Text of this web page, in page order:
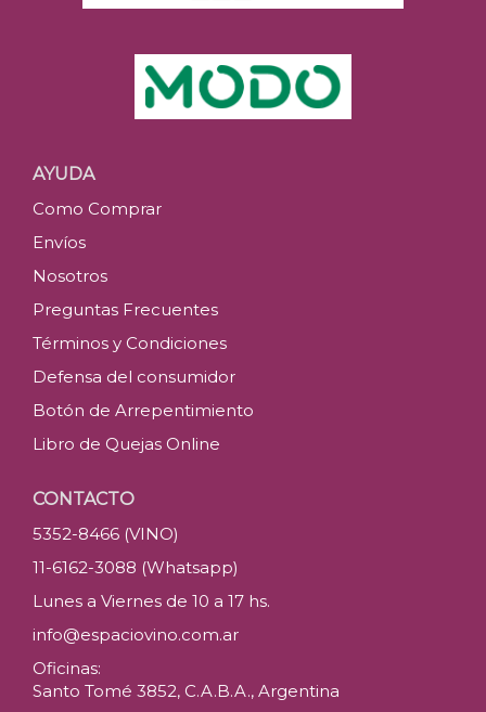
AYUDA
Como Comprar
Envíos
Nosotros
Preguntas Frecuentes
Términos y Condiciones
Defensa del consumidor
Botón de Arrepentimiento
Libro de Quejas Online
CONTACTO
5352-8466 (VINO)
11-6162-3088 (Whatsapp)
Lunes a Viernes de 10 a 17 hs.
info@espaciovino.com.ar
Oficinas:
Santo Tomé 3852, C.A.B.A., Argentina